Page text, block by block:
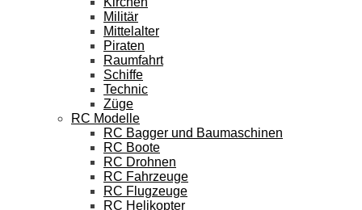
Militär
Mittelalter
Piraten
Raumfahrt
Schiffe
Technic
Züge
RC Modelle
RC Bagger und Baumaschinen
RC Boote
RC Drohnen
RC Fahrzeuge
RC Flugzeuge
RC Helikopter